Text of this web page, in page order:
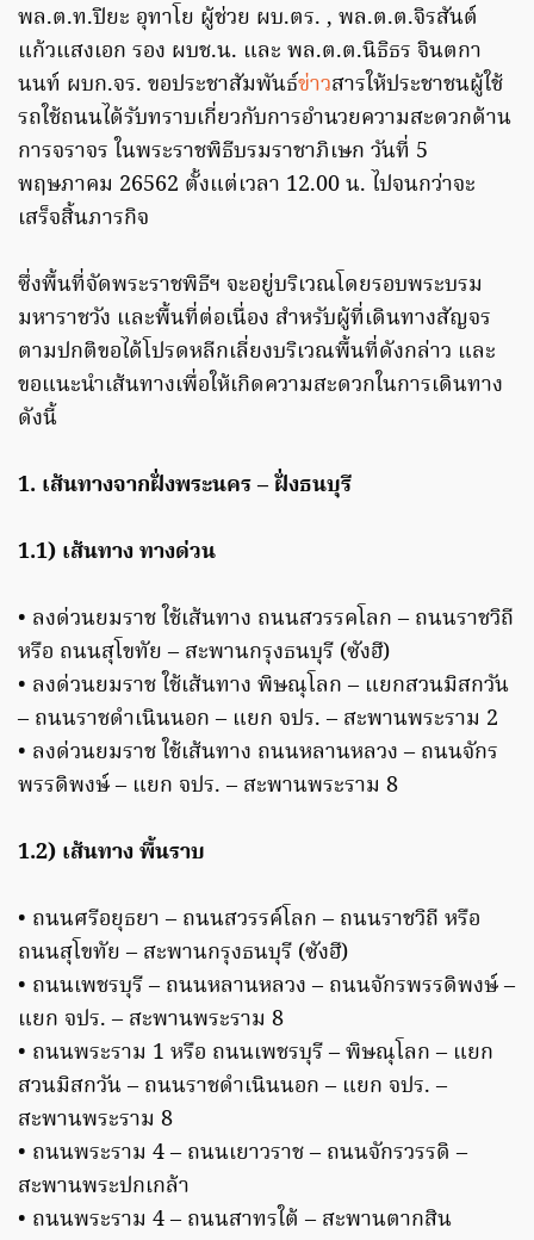
พล.ต.ท.ปิยะ อุทาโย ผู้ช่วย ผบ.ตร. , พล.ต.ต.จิรสันต์
แก้วแสงเอก รอง ผบช.น. และ พล.ต.ต.นิธิธร จินตกา
นนท์ ผบก.จร. ขอประชาสัมพันธ์ข่าวสารให้ประชาชนผู้ใช้
รถใช้ถนนได้รับทราบเกี่ยวกับการอํานวยความสะดวกด้าน
การจราจร ในพระราชพิธีบรมราชาภิเษก วันที่ 5
พฤษภาคม 26562 ตั้งแต่เวลา 12.00 น. ไปจนกว่าจะ
เสร็จสิ้นภารกิจ
ซึ่งพื้นที่จัดพระราชพิธีฯ จะอยู่บริเวณโดยรอบพระบรม
มหาราชวัง และพื้นที่ต่อเนื่อง สําหรับผู้ที่เดินทางสัญจร
ตามปกติขอได้โปรดหลีกเลี่ยงบริเวณพื้นที่ดังกล่าว และ
ขอแนะนําเส้นทางเพื่อให้เกิดความสะดวกในการเดินทาง
ดังนี้
1. เส้นทางจากฝั่งพระนคร – ฝั่งธนบุรี
1.1) เส้นทาง ทางด่วน
• ลงด่วนยมราช ใช้เส้นทาง ถนนสวรรคโลก – ถนนราชวิถี
หรือ ถนนสุโขทัย – สะพานกรุงธนบุรี (ซังฮี)
• ลงด่วนยมราช ใช้เส้นทาง พิษณุโลก – แยกสวนมิสกวัน
– ถนนราชดําเนินนอก – แยก จปร. – สะพานพระราม 2
• ลงด่วนยมราช ใช้เส้นทาง ถนนหลานหลวง – ถนนจักร
พรรดิพงษ์ – แยก จปร. – สะพานพระราม 8
1.2) เส้นทาง พื้นราบ
• ถนนศรีอยุธยา – ถนนสวรรค์โลก – ถนนราชวิถี หรือ
ถนนสุโขทัย – สะพานกรุงธนบุรี (ซังฮี)
• ถนนเพชรบุรี – ถนนหลานหลวง – ถนนจักรพรรดิพงษ์ –
แยก จปร. – สะพานพระราม 8
• ถนนพระราม 1 หรือ ถนนเพชรบุรี – พิษณุโลก – แยก
สวนมิสกวัน – ถนนราชดําเนินนอก – แยก จปร. –
สะพานพระราม 8
• ถนนพระราม 4 – ถนนเยาวราช – ถนนจักรวรรดิ –
สะพานพระปกเกล้า
• ถนนพระราม 4 – ถนนสาทรใต้ – สะพานตากสิน